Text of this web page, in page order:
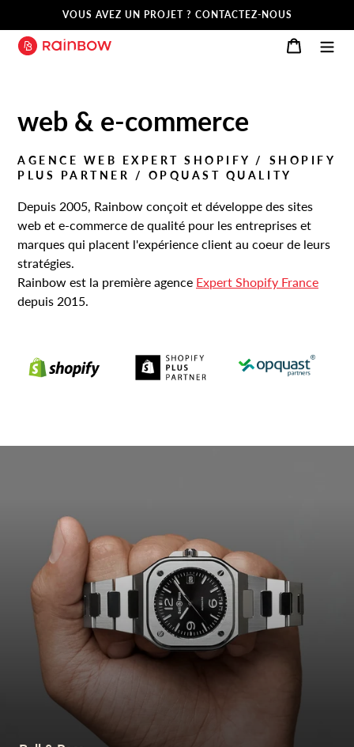
au
contenu
VOUS AVEZ UN PROJET ? CONTACTEZ-NOUS
R
A
O
Panier
web & e-commerce
AGENCE WEB EXPERT SHOPIFY / SHOPIFY
PLUS PARTNER / OPQUAST QUALITY
Depuis 2005, Rainbow conçoit et développe des sites
web et e-commerce de qualité pour les entreprises et
marques qui placent l'expérience client au coeur de leurs
stratégies.
Rainbow est la première agence Expert Shopify France
depuis 2015.